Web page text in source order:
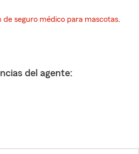
de seguro médico para mascotas.
del agente: